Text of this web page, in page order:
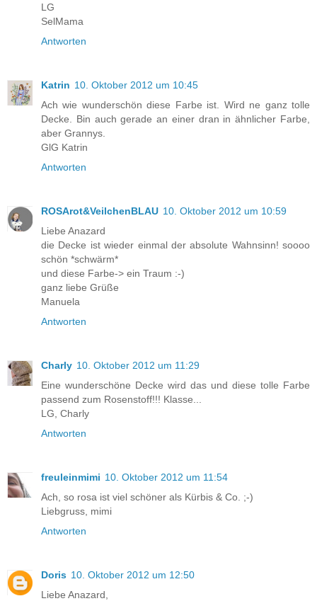
LG
SelMama
Antworten
Katrin 10. Oktober 2012 um 10:45
Ach wie wunderschön diese Farbe ist. Wird ne ganz tolle
Decke. Bin auch gerade an einer dran in ähnlicher Farbe,
aber Grannys.
GlG Katrin
Antworten
ROSArot&VeilchenBLAU 10. Oktober 2012 um 10:59
Liebe Anazard
die Decke ist wieder einmal der absolute Wahnsinn! soooo
schön *schwärm*
und diese Farbe-> ein Traum :-)
ganz liebe Grüße
Manuela
Antworten
Charly 10. Oktober 2012 um 11:29
Eine wunderschöne Decke wird das und diese tolle Farbe
passend zum Rosenstoff!!! Klasse...
LG, Charly
Antworten
freuleinmimi 10. Oktober 2012 um 11:54
Ach, so rosa ist viel schöner als Kürbis & Co. ;-)
Liebgruss, mimi
Antworten
Doris 10. Oktober 2012 um 12:50
Liebe Anazard,